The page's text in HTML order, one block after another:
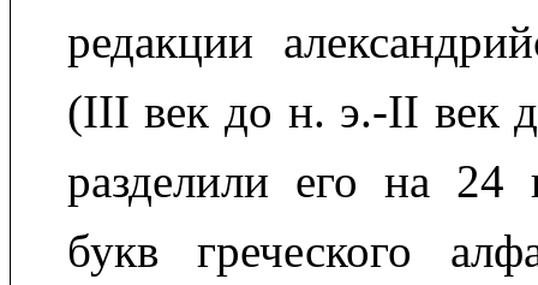
редакции
(III век до н. э.-II век
разделили его на 24
букв греческого